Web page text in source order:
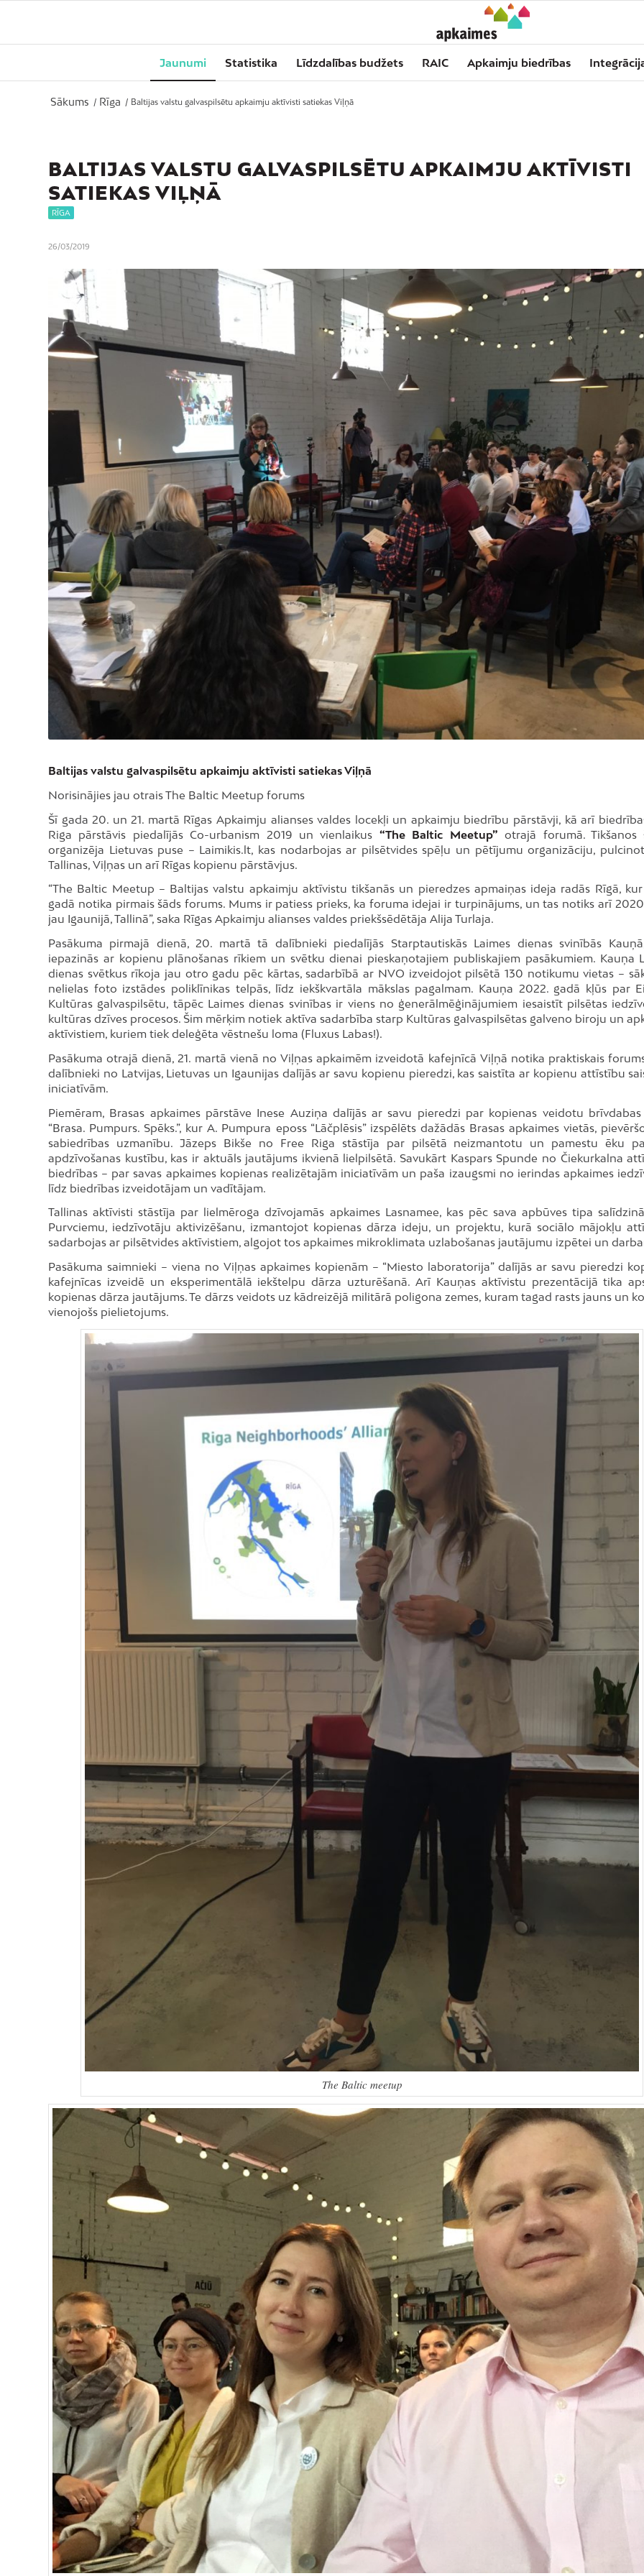
Jaunumi Statistika Līdzdalības budžets RAIC Apkaimju biedrības
Sākums / Rīga / Baltijas valstu galvaspilsētu apkaimju aktīvisti satiekas Viļņā
BALTIJAS VALSTU GALVASPILSĒTU APKAIMJU AKTĪVISTI
SATIEKAS VIĻŅĀ
RĪGA
26/03/2019
Baltijas valstu galvaspilsētu apkaimju aktīvisti satiekas Viļņā
Norisinājies jau otrais The Baltic Meetup forums
Šī gada 20. un 21. martā Rīgas Apkaimju alianses valdes locekļi un apkaimju biedrību pārstāvji, kā arī
Riga pārstāvis piedalījās Co-urbanism 2019 un vienlaikus “The Baltic Meetup” otrajā forumā. Tikšanos
organizēja Lietuvas puse – Laimikis.lt, kas nodarbojas ar pilsētvides spēļu un pētījumu organizāciju,
Tallinas, Viļņas un arī Rīgas kopienu pārstāvjus.
“The Baltic Meetup – Baltijas valstu apkaimju aktīvistu tikšanās un pieredzes apmaiņas ideja radās Rīgā, kur
gadā notika pirmais šāds forums. Mums ir patiess prieks, ka foruma idejai ir turpinājums, un tas notiks arī
jau Igaunijā, Tallinā”, saka Rīgas Apkaimju alianses valdes priekšsēdētāja Alija Turlaja.
Pasākuma pirmajā dienā, 20. martā tā dalībnieki piedalījās Starptautiskās Laimes dienas svinībās
iepazinās ar kopienu plānošanas rīkiem un svētku dienai pieskaņotajiem publiskajiem pasākumiem. Kauņa
dienas svētkus rīkoja jau otro gadu pēc kārtas, sadarbībā ar NVO izveidojot pilsētā 130 notikumu vietas –
nelielas foto izstādes poliklīnikas telpās, līdz iekškvartāla mākslas pagalmam. Kauņa 2022. gadā kļūs par
Kultūras galvaspilsētu, tāpēc Laimes dienas svinības ir viens no ģenerālmēģinājumiem iesaistīt pilsētas
kultūras dzīves procesos. Šim mērķim notiek aktīva sadarbība starp Kultūras galvaspilsētas galveno biroju un
aktīvistiem, kuriem tiek deleģēta vēstnešu loma (Fluxus Labas!).
Pasākuma otrajā dienā, 21. martā vienā no Viļņas apkaimēm izveidotā kafejnīcā Viļņā notika praktiskais
dalībnieki no Latvijas, Lietuvas un Igaunijas dalījās ar savu kopienu pieredzi, kas saistīta ar kopienu attīstību
iniciatīvām.
Piemēram, Brasas apkaimes pārstāve Inese Auziņa dalījās ar savu pieredzi par kopienas veidotu
“Brasa. Pumpurs. Spēks.”, kur A. Pumpura eposs “Lāčplēsis” izspēlēts dažādās Brasas apkaimes vietās,
sabiedrības uzmanību. Jāzeps Bikše no Free Riga stāstīja par pilsētā neizmantotu un pamestu ēku
apdzīvošanas kustību, kas ir aktuāls jautājums ikvienā lielpilsētā. Savukārt Kaspars Spunde no Čiekurkalna
biedrības – par savas apkaimes kopienas realizētajām iniciatīvām un paša izaugsmi no ierindas apkaimes
līdz biedrības izveidotājam un vadītājam.
Tallinas aktīvisti stāstīja par lielmēroga dzīvojamās apkaimes Lasnamee, kas pēc sava apbūves tipa
Purvciemu, iedzīvotāju aktivizēšanu, izmantojot kopienas dārza ideju, un projektu, kurā sociālo mājokļu
sadarbojas ar pilsētvides aktīvistiem, algojot tos apkaimes mikroklimata uzlabošanas jautājumu izpētei un
Pasākuma saimnieki – viena no Viļņas apkaimes kopienām – “Miesto laboratorija” dalījās ar savu pieredzi
kafejnīcas izveidē un eksperimentālā iekštelpu dārza uzturēšanā. Arī Kauņas aktīvistu prezentācijā tika
kopienas dārza jautājums. Te dārzs veidots uz kādreizējā militārā poligona zemes, kuram tagad rasts jauns un
vienojošs pielietojums.
The Baltic meetup